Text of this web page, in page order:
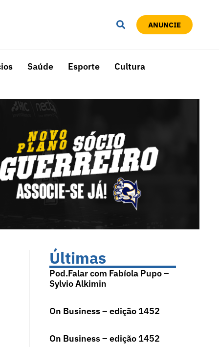
ANUNCIE
Saúde Esporte Cultura
Últimas
Pod.Falar com Fabíola Pupo –
Sylvio Alkimin
On Business – edição 1452
On Business – edição 1452